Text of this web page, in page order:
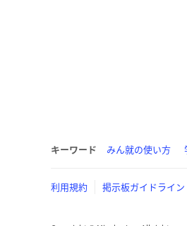
キーワード みん就の使い方
利用規約 掲示板ガイドライン